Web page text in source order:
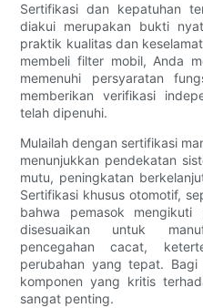
Sertifikasi dan kepatuhan
diakui merupakan bukti
praktik kualitas dan
membeli filter mobil, Anda
memenuhi persyaratan
memberikan verifikasi
telah dipenuhi.
Mulailah dengan sertifikasi
menunjukkan pendekatan
mutu, peningkatan
Sertifikasi khusus otomotif,
bahwa pemasok
disesuaikan untuk
pencegahan cacat,
perubahan yang tepat.
komponen yang kritis
sangat penting.